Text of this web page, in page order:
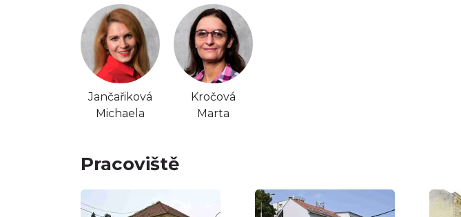
Jančařiková
Michaela
Kročová
Marta
Pracoviště